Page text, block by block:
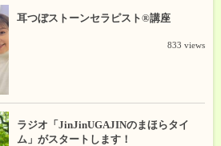
耳つぼストーンセラピスト®講座
833 views
ラジオ「JinJinUGAJINのまほらタイ
ム」がスタートします！